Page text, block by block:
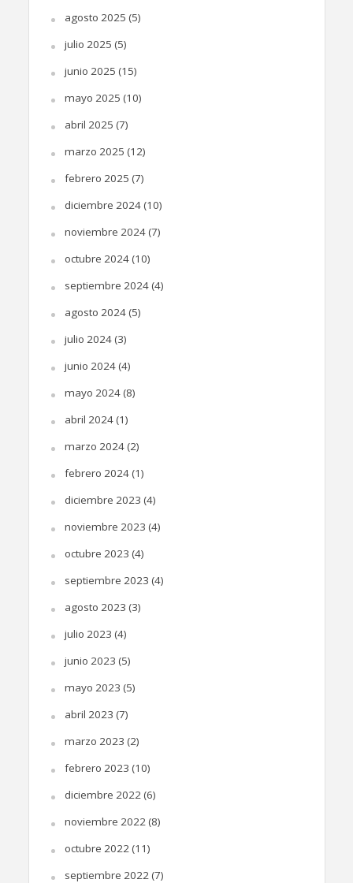
agosto 2025 (5)
julio 2025 (5)
junio 2025 (15)
mayo 2025 (10)
abril 2025 (7)
marzo 2025 (12)
febrero 2025 (7)
diciembre 2024(10)
noviembre 2024(7)
octubre 2024(10)
septiembre 2024(4)
agosto 2024(5)
julio 2024(3)
junio 2024(4)
mayo 2024(8)
abril 2024(1)
marzo 2024(2)
febrero 2024(1)
diciembre 2023 (4)
noviembre 2023 (4)
octubre 2023 (4)
septiembre 2023 (4)
agosto 2023 (3)
julio 2023 (4)
junio 2023 (5)
mayo 2023 (5)
abril 2023 (7)
marzo 2023 (2)
febrero 2023 (10)
diciembre 2022(6)
noviembre 2022(8)
octubre 2022(11)
septiembre 2022(7)